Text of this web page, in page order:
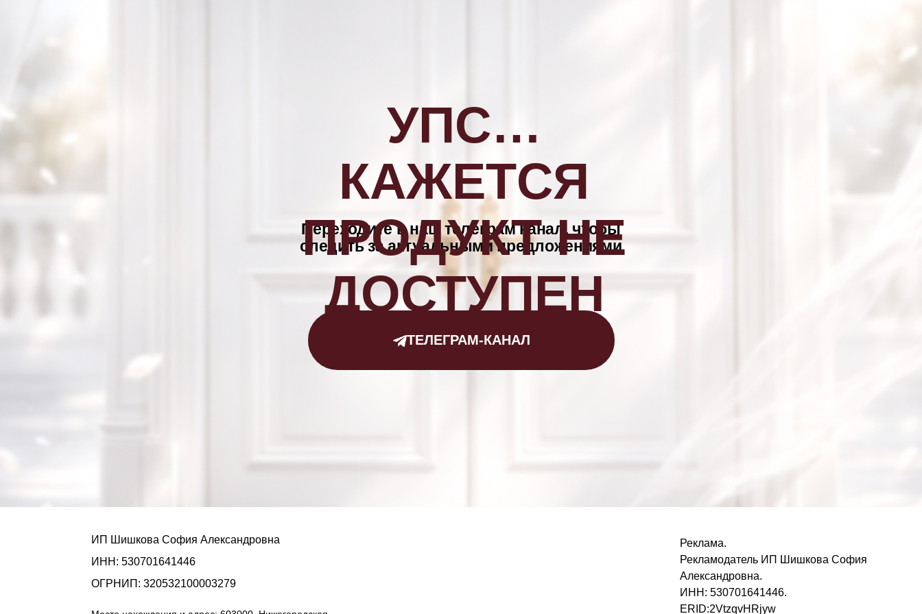
ТЕЛЕГРАМ-КАНАЛ
Переходите в наш телеграм канал, чтобы
следить за актуальными предложениями
УПС…
КАЖЕТСЯ
ПРОДУКТ НЕ
ДОСТУПЕН
ИП Шишкова София Александровна
ИНН: 530701641446
ОГРНИП: 320532100003279
Реклама.
Рекламодатель ИП Шишкова София
Александровна.
ИНН: 530701641446.
ERID:2VtzqvHRjyw